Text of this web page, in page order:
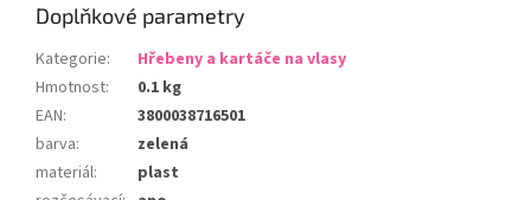
Doplňkové parametry
Kategorie:
Hřebeny a kartáče na vlasy
Hmotnost:
0.1 kg
EAN:
3800038716501
barva:
zelená
materiál:
plast